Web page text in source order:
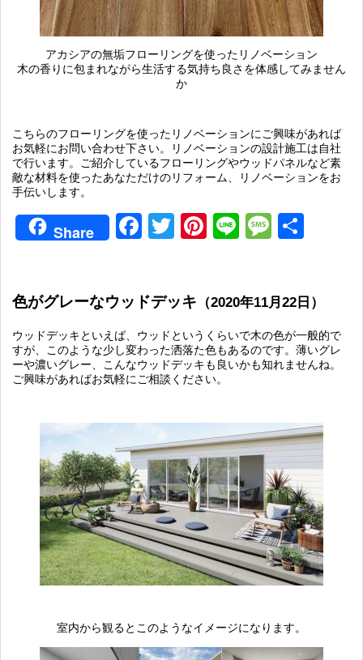
アカシアの無垢フローリングを使ったリノベーション
木の香りに包まれながら生活する気持ち良さを体感してみません
か
こちらのフローリングを使ったリノベーションにご興味があれば
お気軽にお問い合わせ下さい。リノベーションの設計施工は自社
で行います。ご紹介しているフローリングやウッドパネルなど素
敵な材料を使ったあなただけのリフォーム、リノベーションをお
手伝いします。
Share Facebook
Twitter
Pinterest
Line
色がグレーなウッドデッキ （2020年11月22日）
ウッドデッキといえば、ウッドというくらいで木の色が一般的で
すが、このような少し変わった洒落た色もあるのです。薄いグレ
ーや濃いグレー、こんなウッドデッキも良いかも知れませんね。
ご興味があればお気軽にご相談ください。
室内から観るとこのようなイメージになります。